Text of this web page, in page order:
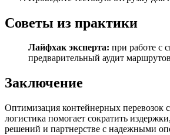
Советы из практики
Лайфхак эксперта: при работе с
предварительный аудит
Заключение
Оптимизация контейнерных
логистика помогает сократить
решений и партнерстве с надежными